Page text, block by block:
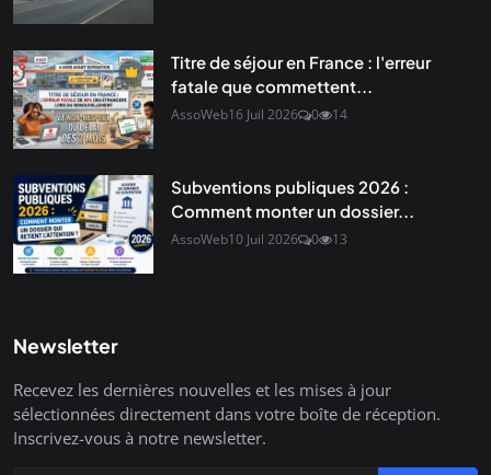
Titre de séjour en France : l'erreur
fatale que commettent...
AssoWeb16 Juil 2026 0 14
Subventions publiques 2026 :
Comment monter un dossier...
AssoWeb10 Juil 2026 0 13
Newsletter
Recevez les dernières nouvelles et les mises à jour
sélectionnées directement dans votre boîte de réception.
Inscrivez-vous à notre newsletter.